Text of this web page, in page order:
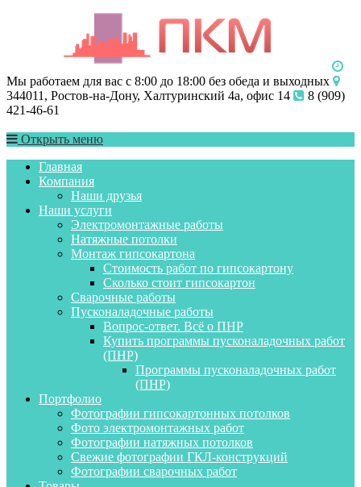
Мы работаем для вас с 8:00 до 18:00 без обеда и выходных
344011, Ростов-на-Дону, Халтуринский 4а, офис 14
8 (909)
421-46-61
Открыть меню
Главная
Компания
Наши друзья
Наши услуги
Электромонтажные работы
Натяжные потолки
Монтаж гипсокартона
Стоимость работ по гипсокартону
Сколько стоит гипсокартон
Сварочные работы
Пусконаладочные работы
Вопрос-ответ. Всё о ПНР
Купить программы пусконаладочных работ
(ПНР)
Программы пусконаладочных работ
(ПНР)
Портфолио
Фотографии гипсокартонных потолков
Фото электромонтажных работ
Фотографии натяжных потолков
Свежие фотографии ГКЛ-конструкций
Фотографии сварочных работ